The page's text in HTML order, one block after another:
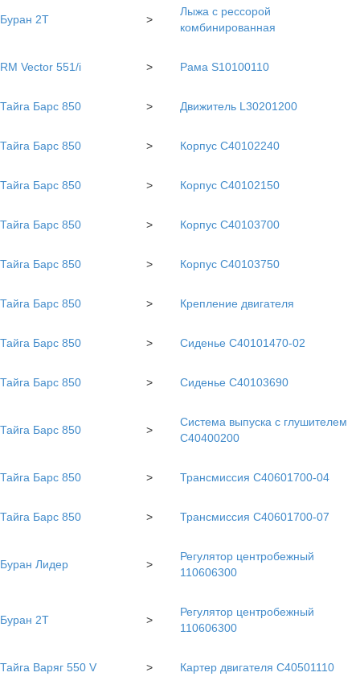
Буран 2Т >
Лыжа с рессорой
комбинированная
RM Vector 551/i > Рама S10100110
Тайга Барс 850 > Движитель L30201200
Тайга Барс 850 > Корпус C40102240
Тайга Барс 850 > Корпус С40102150
Тайга Барс 850 > Корпус С40103700
Тайга Барс 850 > Корпус С40103750
Тайга Барс 850 > Крепление двигателя
Тайга Барс 850 > Сиденье С40101470-02
Тайга Барс 850 > Сиденье С40103690
Тайга Барс 850 >
Система выпуска с глушителем
С40400200
Тайга Барс 850 > Трансмиссия С40601700-04
Тайга Барс 850 > Трансмиссия С40601700-07
Буран Лидер >
Регулятор центробежный
110606300
Буран 2Т >
Регулятор центробежный
110606300
Тайга Варяг 550 V > Картер двигателя С40501110